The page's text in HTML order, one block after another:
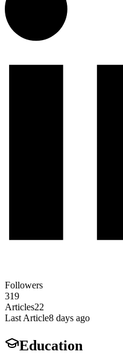
Followers
319
Articles22
Last Article8 days ago
Education